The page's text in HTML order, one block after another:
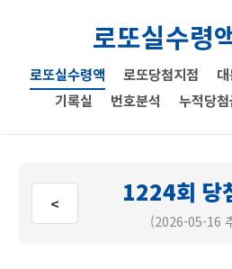
로또실수령
로또실수령액 로또당첨지점
기록실
번호분석 누적당첨
< 1224회 당
(2026-05-16